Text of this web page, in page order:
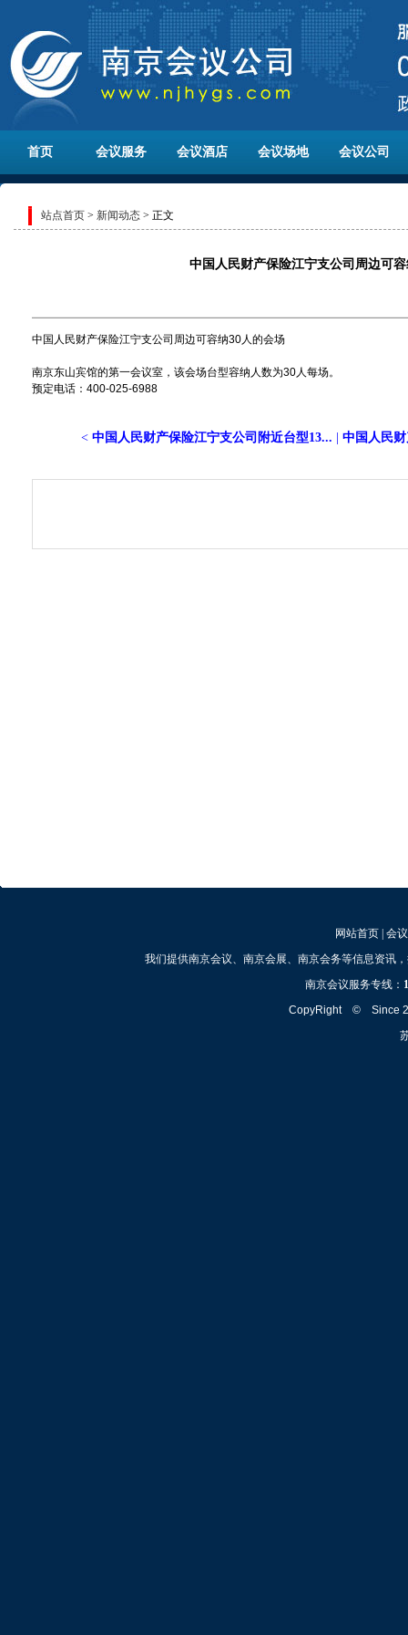
首页 会议服务 会议酒店 会议场地 会议公司
站点首页 > 新闻动态 > 正文
中国人民财产保险江宁支公司周边可
中国人民财产保险江宁支公司周边可容纳30人的会场
南京东山宾馆的第一会议室，该会场台型容纳人数为30人每场。
预定电话：400-025-6988
< 中国人民财产保险江宁支公司附近台型13... 中国人民
网站首页| 会
我们提供南京会议、南京会展、南京会务等信息资讯
南京会议服务专线：
CopyRight © Since